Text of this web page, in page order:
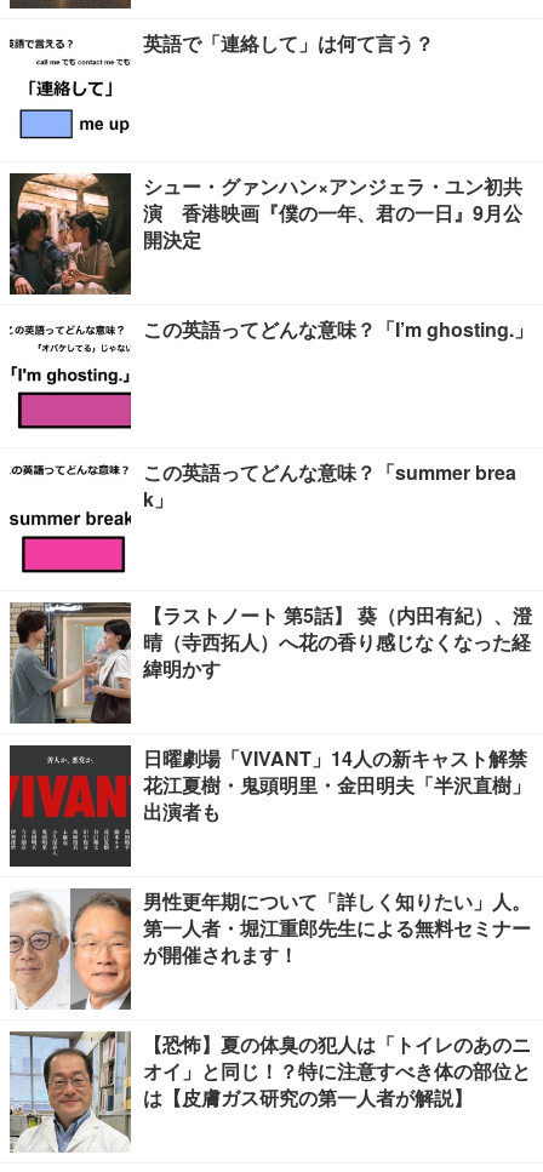
英語で「連絡して」は何て言う？
シュー・グァンハン×アンジェラ・ユン初共
演 香港映画『僕の一年、君の一日』9月公
開決定
この英語ってどんな意味？「I’m ghosting.」
この英語ってどんな意味？「summer brea
k」
【ラストノート 第5話】 葵（内田有紀）、澄
晴（寺西拓人）へ花の香り感じなくなった経
緯明かす
日曜劇場「VIVANT」14人の新キャスト解禁
花江夏樹・鬼頭明里・金田明夫「半沢直樹」
出演者も
男性更年期について「詳しく知りたい」人。
第一人者・堀江重郎先生による無料セミナー
が開催されます！
【恐怖】夏の体臭の犯人は「トイレのあのニ
オイ」と同じ！？特に注意すべき体の部位と
は【皮膚ガス研究の第一人者が解説】